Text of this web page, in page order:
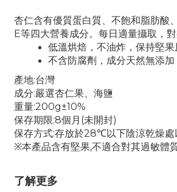
杏仁含有優質蛋白質、不飽和脂肪酸
E等四大營養成分。每日適量攝取，對
低溫烘焙，不油炸，保持堅
不含防腐劑，成分天然無添加
產地:台灣
成分:嚴選杏仁果、海鹽
重量:200g±10%
保存期限:8個月(未開封)
保存方式:存放於28℃以下陰涼乾燥處
※本產品含有堅果,不適合對其過敏體
了解更多